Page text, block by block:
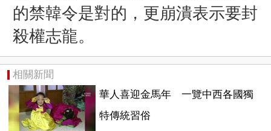
的禁韓令是對的，更崩潰表示要封
殺權志龍。
相關新聞
華人喜迎金馬年 一覽中西各國獨
特傳統習俗